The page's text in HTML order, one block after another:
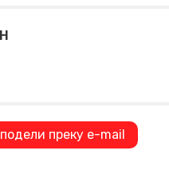
преку e-mail